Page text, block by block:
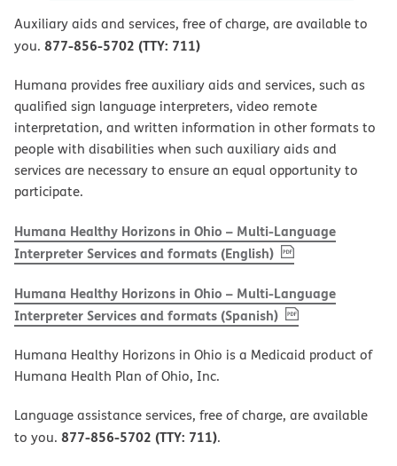
Auxiliary aids and services, free of charge, are available to
you. 877-856-5702 (TTY: 711)
Humana provides free auxiliary aids and services, such as
qualified sign language interpreters, video remote
interpretation, and written information in other formats to
people with disabilities when such auxiliary aids and
services are necessary to ensure an equal opportunity to
participate.
Humana Healthy Horizons in Ohio – Multi-Language
Interpreter Services and formats (English), PDF(opens in new
Humana Healthy Horizons in Ohio – Multi-Language
Interpreter Services and formats (Spanish), PDF(opens in new
Humana Healthy Horizons in Ohio is a Medicaid product of
Humana Health Plan of Ohio, Inc.
Language assistance services, free of charge, are available
to you. 877-856-5702 (TTY: 711).